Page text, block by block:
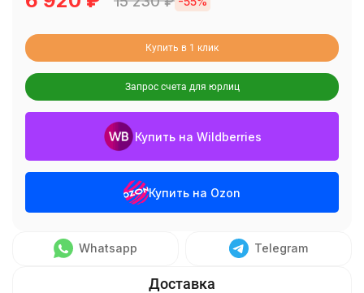
Купить в 1 клик
Запрос счета для юрлиц
Купить на Wildberries
Купить на Ozon
Whatsapp Telegram